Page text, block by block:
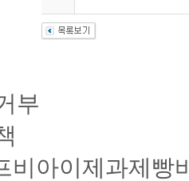
부
비아이제과제빵